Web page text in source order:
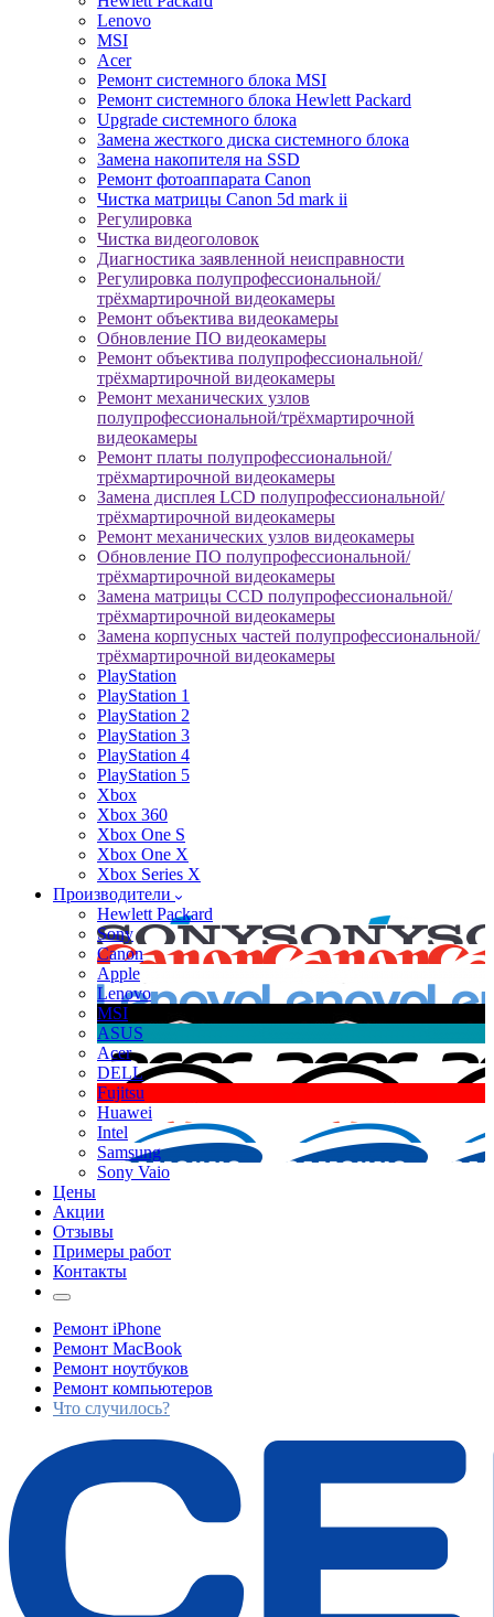
Lenovo
MSI
Acer
Ремонт системного блока MSI
Ремонт системного блока Hewlett Packard
Upgrade системного блока
Замена жесткого диска системного блока
Замена накопителя на SSD
Ремонт фотоаппарата Canon
Чистка матрицы Canon 5d mark ii
Регулировка
Чистка видеоголовок
Диагностика заявленной неисправности
Регулировка полупрофессиональной/
трёхмартирочной видеокамеры
Ремонт объектива видеокамеры
Обновление ПО видеокамеры
Ремонт объектива полупрофессиональной/
трёхмартирочной видеокамеры
Ремонт механических узлов
полупрофессиональной/трёхмартирочной
видеокамеры
Ремонт платы полупрофессиональной/
трёхмартирочной видеокамеры
Замена дисплея LCD полупрофессиональной/
трёхмартирочной видеокамеры
Ремонт механических узлов видеокамеры
Обновление ПО полупрофессиональной/
трёхмартирочной видеокамеры
Замена матрицы CCD полупрофессиональной/
трёхмартирочной видеокамеры
Замена корпусных частей полупрофессиональной/
трёхмартирочной видеокамеры
PlayStation
PlayStation 1
PlayStation 2
PlayStation 3
PlayStation 4
PlayStation 5
Xbox
Xbox 360
Xbox One S
Xbox One X
Xbox Series X
Производители
Hewlett Packard
Sony
Canon
Apple
Lenovo
MSI
ASUS
Acer
DELL
Fujitsu
Huawei
Intel
Samsung
Sony Vaio
Цены
Акции
Отзывы
Примеры работ
Контакты
Ремонт iPhone
Ремонт MacBook
Ремонт ноутбуков
Ремонт компьютеров
Что случилось?